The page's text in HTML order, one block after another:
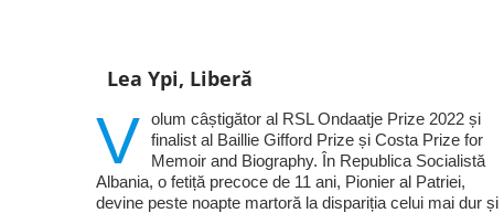
Lea Ypi, Liberă
V olum câștigător al RSL Ondaatje Prize 2022 și
finalist al Baillie Gifford Prize și Costa Prize for
Memoir and Biography. În Republica Socialistă
Albania, o fetiță precoce de 11 ani, Pionier al Patriei,
devine peste noapte martoră la dispariția celui mai dur și